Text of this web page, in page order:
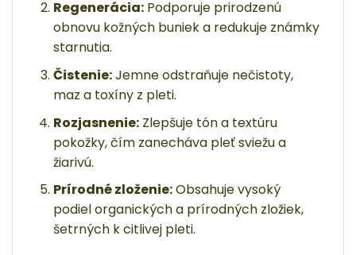
Regenerácia:Podporuje prirodzenú
obnovu kožných buniek a redukuje známky
starnutia.
Čistenie:Jemne odstraňuje nečistoty,
maz a toxíny z pleti.
Rozjasnenie:Zlepšuje tón a textúru
pokožky, čím zanecháva pleť sviežu a
žiarivú.
Prírodné zloženie:Obsahuje vysoký
podiel organických a prírodných zložiek,
šetrných k citlivej pleti.